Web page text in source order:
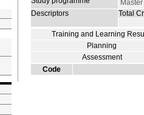
Descriptors
Total
Training and Learning
Planning
Assessment
Code